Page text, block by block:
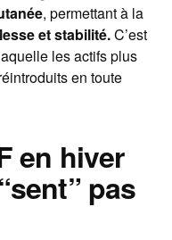
, permettant à la
et stabilité.C’est
les actifs plus
en toute
en hiver
pas